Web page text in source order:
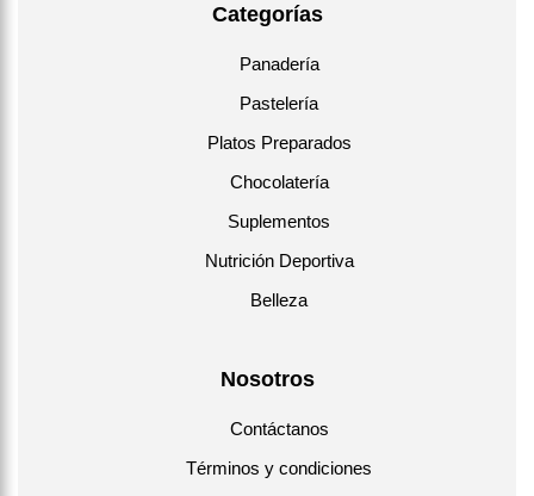
Categorías
Panadería
Pastelería
Platos Preparados
Chocolatería
Suplementos
Nutrición Deportiva
Belleza
Nosotros
Contáctanos
Términos y condiciones